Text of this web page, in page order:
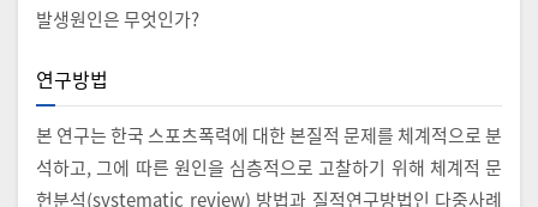
발생원인은 무엇인가?
연구방법
본 연구는 한국 스포츠폭력에 대한 본질적 문제를 체계적으로 분
석하고, 그에 따른 원인을 심층적으로 고찰하기 위해 체계적 문
헌분석(systematic review) 방법과 질적연구방법인 다중사례